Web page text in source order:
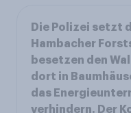
Die Polizei setzt
Hambacher
besetzen den
dort in
das
verhindern. Der